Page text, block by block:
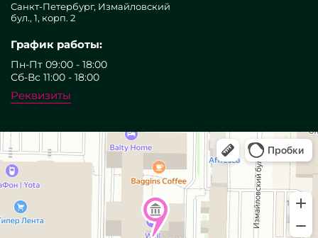
Санкт-Петербург, Измайловский
бул., 1, корп. 2
График работы:
Пн-Пт 09:00 - 18:00
Сб-Вс 11:00 - 18:00
Реквизиты